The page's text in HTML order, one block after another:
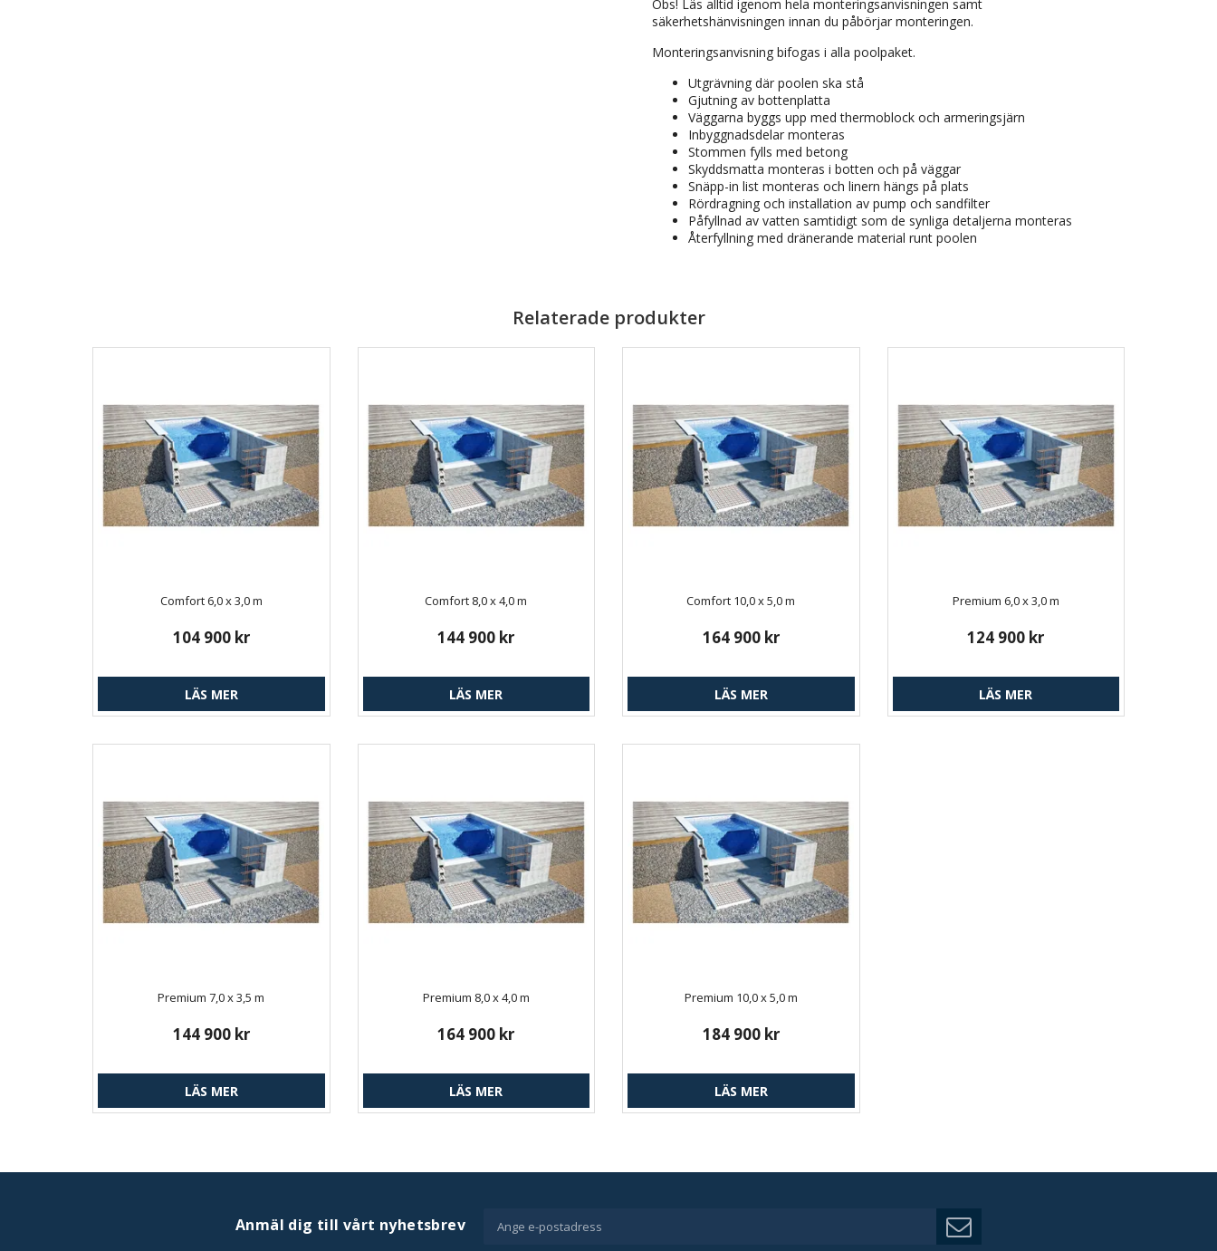
Obs! Läs alltid igenom hela monteringsanvisningen samt
säkerhetshänvisningen innan du påbörjar monteringen.
Monteringsanvisning bifogas i alla poolpaket.
Utgrävning där poolen ska stå
Gjutning av bottenplatta
Väggarna byggs upp med thermoblock och armeringsjärn
Inbyggnadsdelar monteras
Stommen fylls med betong
Skyddsmatta monteras i botten och på väggar
Snäpp-in list monteras och linern hängs på plats
Rördragning och installation av pump och sandfilter
Påfyllnad av vatten samtidigt som de synliga detaljerna monteras
Återfyllning med dränerande material runt poolen
Relaterade produkter
Comfort 6,0 x 3,0 m
104 900 kr
LÄS MER
Comfort 8,0 x 4,0 m
144 900 kr
LÄS MER
Comfort 10,0 x 5,0 m
164 900 kr
LÄS MER
Premium 6,0 x 3,0 m
124 900 kr
LÄS MER
Premium 7,0 x 3,5 m
144 900 kr
LÄS MER
Premium 8,0 x 4,0 m
164 900 kr
LÄS MER
Premium 10,0 x 5,0 m
184 900 kr
LÄS MER
Anmäl dig till vårt nyhetsbrev